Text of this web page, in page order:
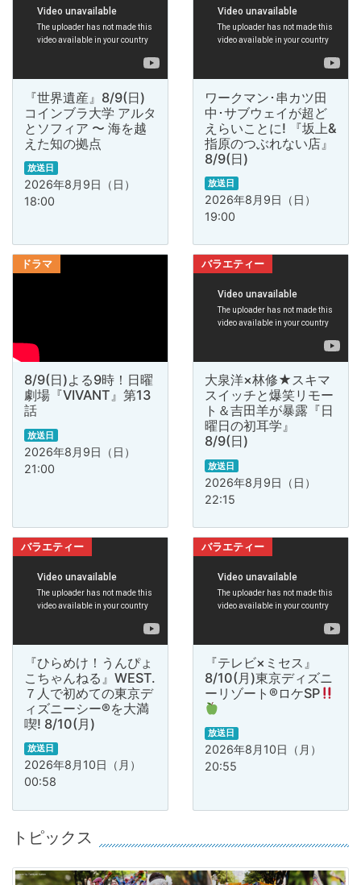
『世界遺産』8/9(日)
コインブラ大学 アルタ
とソフィア 〜 海を越
えた知の拠点
放送日
2026年8月9日（日）
18:00
ワークマン･串カツ田
中･サブウェイが超ど
えらいことに! 『坂上&
指原のつぶれない店』
8/9(日)
放送日
2026年8月9日（日）
19:00
ドラマ
8/9(日)よる9時！日曜
劇場『VIVANT』第13
話
放送日
2026年8月9日（日）
21:00
バラエティー
大泉洋×林修★スキマ
スイッチと爆笑リモー
ト＆吉田羊が暴露『日
曜日の初耳学』
8/9(日)
放送日
2026年8月9日（日）
22:15
バラエティー
『ひらめけ！うんぴょ
こちゃんねる』WEST.
７人で初めての東京デ
ィズニーシー®を大満
喫! 8/10(月)
放送日
2026年8月10日（月）
00:58
バラエティー
『テレビ×ミセス』
8/10(月)東京ディズニ
ーリゾート®ロケSP
放送日
2026年8月10日（月）
20:55
トピックス